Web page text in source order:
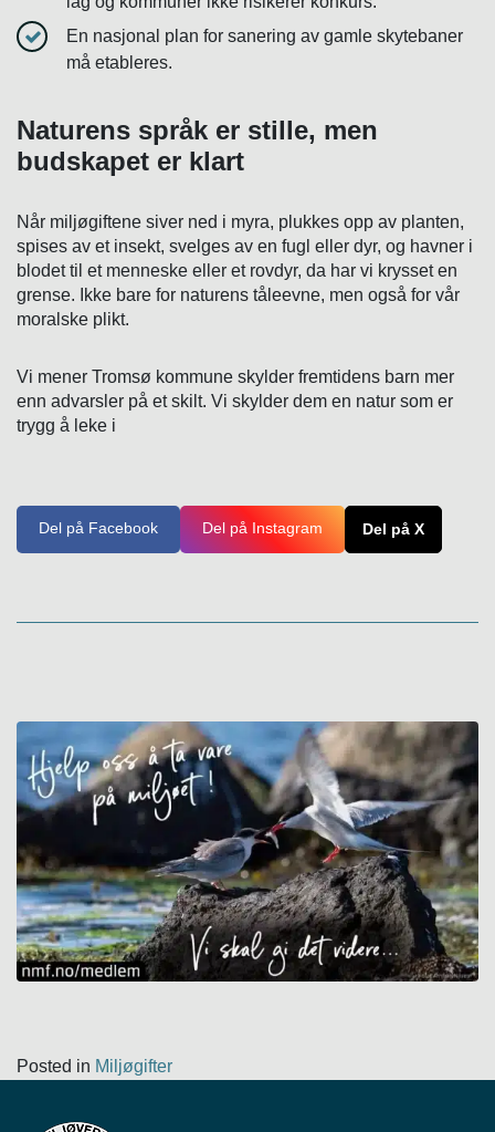
En nasjonal plan for sanering av gamle skytebaner
må etableres.
Naturens språk er stille, men
budskapet er klart
Når miljøgiftene siver ned i myra, plukkes opp av planten,
spises av et insekt, svelges av en fugl eller dyr, og havner i
blodet til et menneske eller et rovdyr, da har vi krysset en
grense. Ikke bare for naturens tåleevne, men også for vår
moralske plikt.
Vi mener Tromsø kommune skylder fremtidens barn mer
enn advarsler på et skilt. Vi skylder dem en natur som er
trygg å leke i
Del på Facebook Del på Instagram Del på X
Posted in Miljøgifter